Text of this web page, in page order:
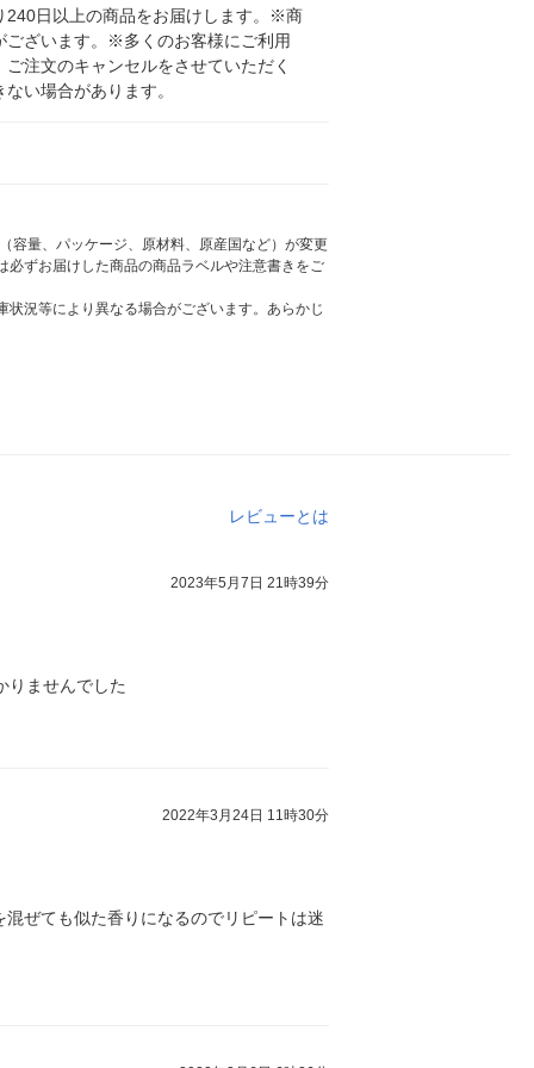
240日以上の商品をお届けします。※商
ございます。※多くのお客様にご利用
注文のキャンセルをさせていただく
い場合があります。
容量、パッケージ、原材料、原産国など）が変更
ずお届けした商品の商品ラベルや注意書きをご
況等により異なる場合がございます。あらかじ
レビューとは
2023年5月7日 21時39分
りませんでした
2022年3月24日 11時30分
ぜても似た香りになるのでリピートは迷